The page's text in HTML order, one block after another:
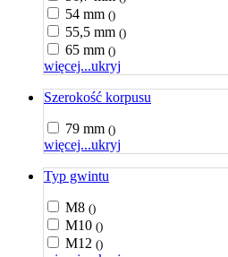
54 mm ()
55,5 mm ()
65 mm ()
więcej...ukryj
Szerokość korpusu
79 mm ()
więcej...ukryj
Typ gwintu
M8 ()
M10 ()
M12 ()